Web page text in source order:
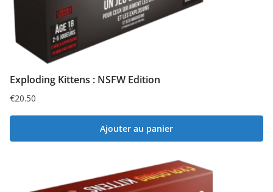
Exploding Kittens : NSFW Edition
€20.50
Ajouter au panier